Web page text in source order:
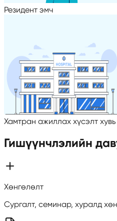
Резидент эмч
Хамтран ажиллах хүсэлт
Гишүүнчлэлийн
Хөнгөлөлт
Сургалт, семинар, хуралд